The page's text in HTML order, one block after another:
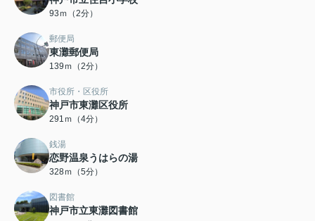
93ｍ（2分）
郵便局
東灘郵便局
139ｍ（2分）
市役所・区役所
神戸市東灘区役所
291ｍ（4分）
銭湯
恋野温泉うはらの湯
328ｍ（5分）
図書館
神戸市立東灘図書館